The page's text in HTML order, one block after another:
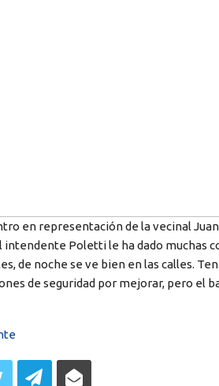
en representación de la vecinal
intendente Poletti le ha dado muchas
de noche se ve bien en las calles.
de seguridad por mejorar, pero el